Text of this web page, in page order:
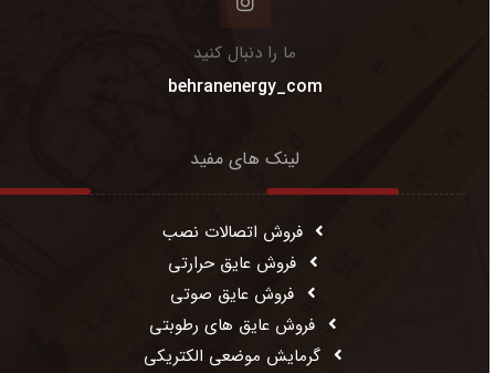
ما را دنبال کنید
behranenergy_com
لینک های مفید
فروش اتصالات نصب
فروش عایق حرارتی
فروش عایق صوتی
فروش عایق های رطوبتی
گرمایش موضعی الکتریکی